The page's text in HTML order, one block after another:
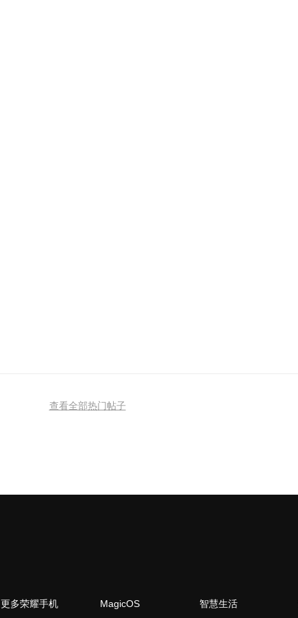
查看全部热门帖子
更多荣耀手机 MagicOS 智慧生活